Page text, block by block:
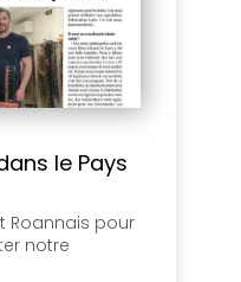
le Pays
Roannais pour
notre